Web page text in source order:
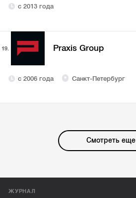
с 2013 года
19. Praxis Group
с 2006 года Санкт-Петербург
Смотреть еще
ЖУРНАЛ